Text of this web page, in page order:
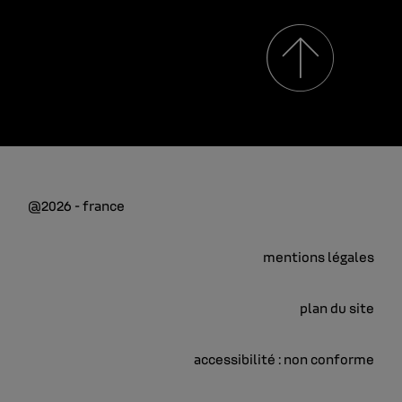
@2026 - france
mentions légales
plan du site
accessibilité : non conforme